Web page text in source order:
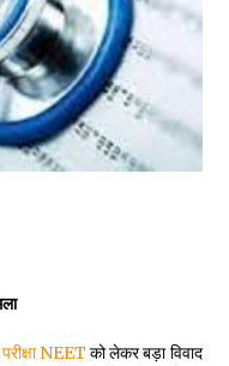
May
NEET को लेकर बड़ा विवाद